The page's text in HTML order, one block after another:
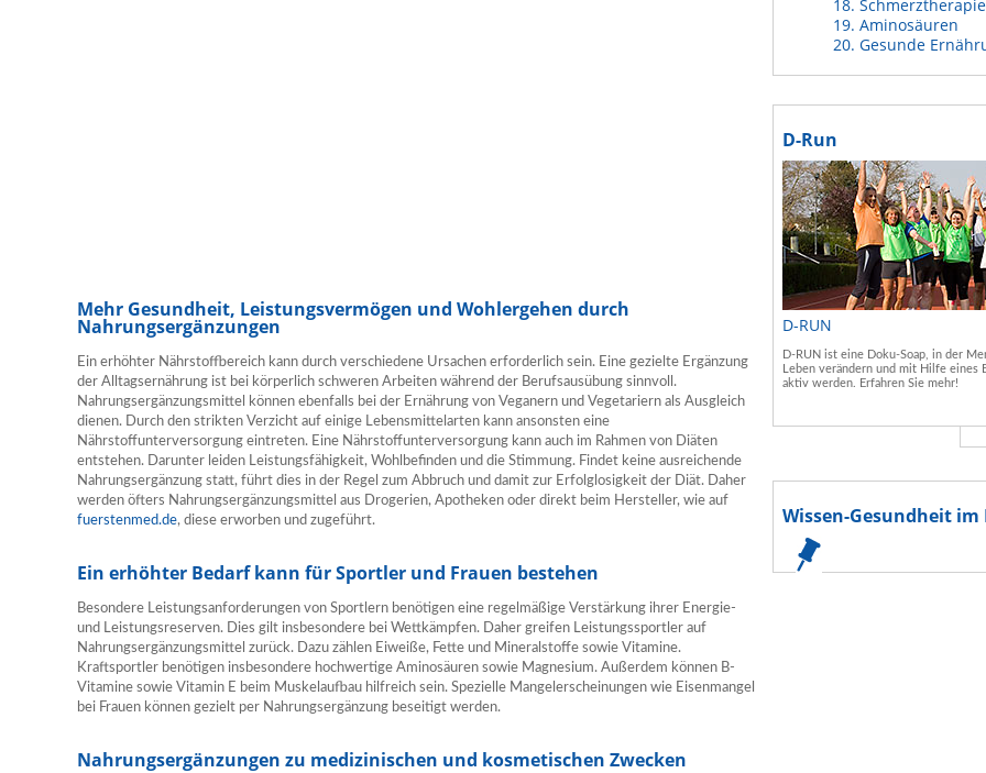
Mehr Gesundheit, Leistungsvermögen und Wohlergehen durch
Nahrungsergänzungen
Ein erhöhter Nährstoffbereich kann durch verschiedene Ursachen erforderlich sein. Eine gezielte Ergänzung
der Alltagsernährung ist bei körperlich schweren Arbeiten während der Berufsausübung sinnvoll.
Nahrungsergänzungsmittel können ebenfalls bei der Ernährung von Veganern und Vegetariern als Ausgleich
dienen. Durch den strikten Verzicht auf einige Lebensmittelarten kann ansonsten eine
Nährstoffunterversorgung eintreten. Eine Nährstoffunterversorgung kann auch im Rahmen von Diäten
entstehen. Darunter leiden Leistungsfähigkeit, Wohlbefinden und die Stimmung. Findet keine ausreichende
Nahrungsergänzung statt, führt dies in der Regel zum Abbruch und damit zur Erfolglosigkeit der Diät. Daher
werden öfters Nahrungsergänzungsmittel aus Drogerien, Apotheken oder direkt beim Hersteller, wie auf
fuerstenmed.de, diese erworben und zugeführt.
Ein erhöhter Bedarf kann für Sportler und Frauen bestehen
Besondere Leistungsanforderungen von Sportlern benötigen eine regelmäßige Verstärkung ihrer Energie-
und Leistungsreserven. Dies gilt insbesondere bei Wettkämpfen. Daher greifen Leistungssportler auf
Nahrungsergänzungsmittel zurück. Dazu zählen Eiweiße, Fette und Mineralstoffe sowie Vitamine.
Kraftsportler benötigen insbesondere hochwertige Aminosäuren sowie Magnesium. Außerdem können B-
Vitamine sowie Vitamin E beim Muskelaufbau hilfreich sein. Spezielle Mangelerscheinungen wie Eisenmangel
bei Frauen können gezielt per Nahrungsergänzung beseitigt werden.
Nahrungsergänzungen zu medizinischen und kosmetischen Zwecken
Schmerztherapie
Aminosäuren
Gesunde
D-Run
D-RUN
D-RUN ist eine Doku-Soap, in der
Leben verändern und mit Hilfe eines
aktiv werden. Erfahren Sie mehr!
Wissen-Gesundheit im